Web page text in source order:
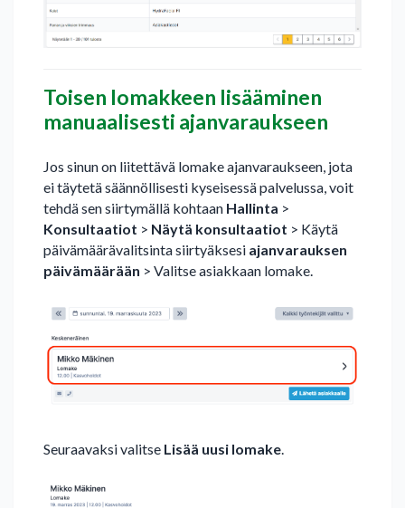
Toisen lomakkeen lisääminen
manuaalisesti ajanvaraukseen
Jos sinun on liitettävä lomake ajanvaraukseen, jota
ei täytetä säännöllisesti kyseisessä palvelussa, voit
tehdä sen siirtymällä kohtaan Hallinta >
Konsultaatiot > Näytä konsultaatiot > Käytä
päivämäärävalitsinta siirtyäksesi ajanvarauksen
päivämäärään > Valitse asiakkaan lomake.
Seuraavaksi valitse Lisää uusi lomake